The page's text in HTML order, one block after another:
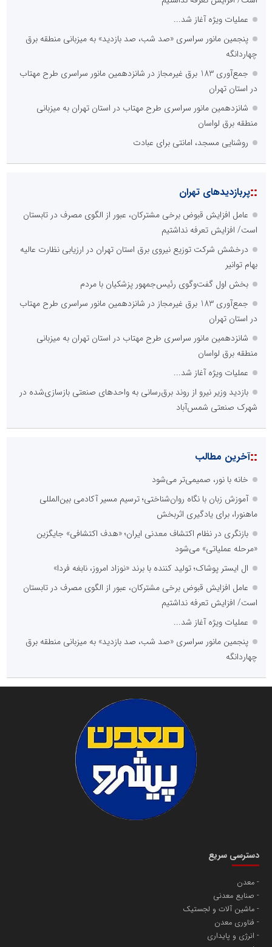
عملیات ویژه آغاز شد...
پنجمین مانور سراسری «صد شب، صد بازدید» به میزبانی منطقه برق
چهاردانگه
جمع‌آوری 183 برق غیرمجاز در شانزدهمین مانور سراسری طرح مهتاب
در استان تهران
شانزدهمین مانور سراسری طرح مهتاب در استان تهران به میزبانی
منطقه برق لواسان
روشنایی مسجد، امانتی برای عبادت
::پربازدیدهای تهران
عامل افزایش قبوض برخی مشترکان، عبور از الگوی مصرف در تابستان
است/ افزایش تعرفه نداشتیم
درخشش شرکت توزیع نیروی برق استان تهران در ارزیابی نظارت عالیه
بهام توانیر
بخش اول گفت‌وگوی رئیس‌جمهور پزشکیان با مردم
جمع‌آوری 183 برق غیرمجاز در شانزدهمین مانور سراسری طرح مهتاب
در استان تهران
شانزدهمین مانور سراسری طرح مهتاب در استان تهران به میزبانی
منطقه برق لواسان
عملیات ویژه آغاز شد...
بازدید وزیر نیرو از روند برق‌رسانی به واحدهای صنعتی بازسازی‌شده در
شهرک صنعتی شمس‌آباد
::آخرین مطالب
خانه با نور، صمیمی‌تر می‌شود
آموزش زبان با نگاه روان‌شناختی؛ ترسیم مسیر آکادمی بین‌المللی
ماهنورا، برای یادگیری اثربخش
بازنگری در نظام اکتشاف معدنی ایران؛ «هدف اکتشافی» جایگزین
«مرحله عملیاتی» می‌شود
ال ایستر پوشاک؛ تولید کننده با برند «نوزاد امروز، نابغه فردا»
عامل افزایش قبوض برخی مشترکان، عبور از الگوی مصرف در تابستان
است/ افزایش تعرفه نداشتیم
عملیات ویژه آغاز شد...
پنجمین مانور سراسری «صد شب، صد بازدید» به میزبانی منطقه برق
چهاردانگه
دسترسی سریع
معدن
صنایع معدنی
ماشین آلات و لجستیک
فناوری معدن
انرژی و پایداری